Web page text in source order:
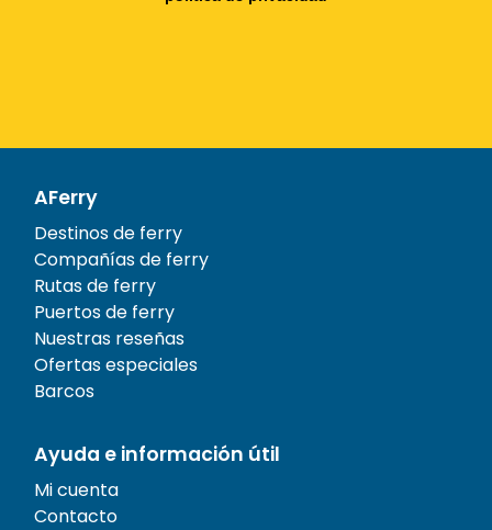
AFerry
Destinos de ferry
Compañías de ferry
Rutas de ferry
Puertos de ferry
Nuestras reseñas
Ofertas especiales
Barcos
Ayuda e información útil
Mi cuenta
Contacto